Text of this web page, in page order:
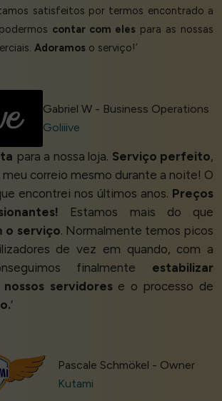
satisfeitos por termos encontrado a
contar com eles para as nossas
Adoramos o serviço!’
Gabriel W - Business Operations
Goliiive
para a nossa loja. Serviço perfeito,
correio mesmo durante a noite! O
encontrei nos últimos anos. Preços
Estamos mais do que
o serviço. Normalmente temos picos
de vez em quando, com a
finalmente estabilizar
servidorese o processo de
’
Pascale Schmökel - Owner
Kutami